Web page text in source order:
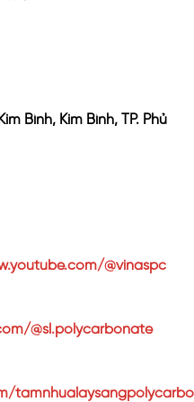
Bình, Kim Bình, TP. Phủ
@vinaspc
@sl.polycarbonate